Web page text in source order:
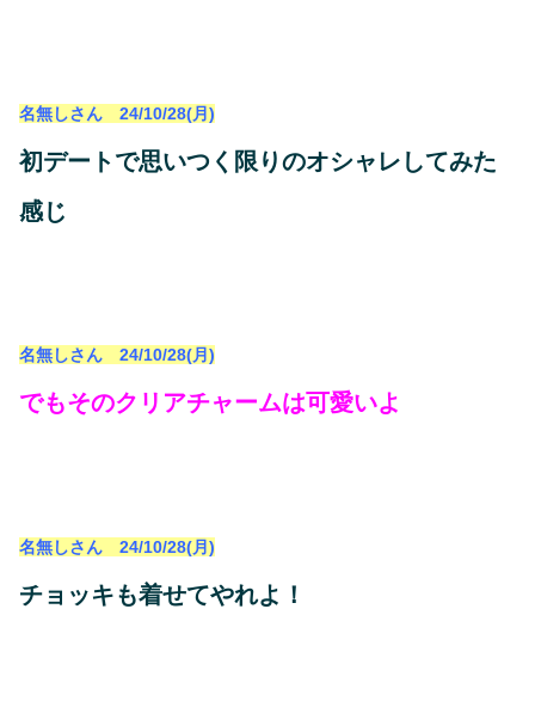
名無しさん 24/10/28(月)
初デートで思いつく限りのオシャレしてみた
感じ
名無しさん 24/10/28(月)
でもそのクリアチャームは可愛いよ
名無しさん 24/10/28(月)
チョッキも着せてやれよ！